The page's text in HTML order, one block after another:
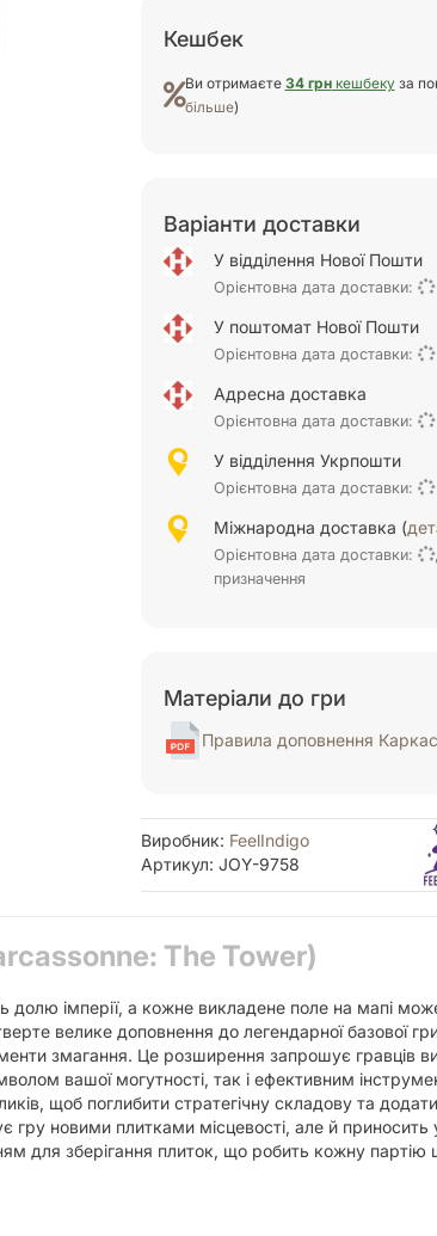
Кешбек
Ви отримаєте 34 грнкешбекуза
більше)
Варіанти доставки
У відділення Нової Пошти
Орієнтовна дата доставки:
У поштомат Нової Пошти
Орієнтовна дата доставки:
Адресна доставка
Орієнтовна дата доставки:
У відділення Укрпошти
Орієнтовна дата доставки:
Міжнародна доставка (
Орієнтовна дата доставки:
призначення
Матеріали до гри
Правила доповнення
Виробник: FeelIndigo
Артикул: JOY-9758
The Tower)
долю імперії, а кожне викладене поле на мапі
велике доповнення до легендарної базової
змагання. Це розширення запрошує гравців
вашої могутності, так і ефективним
щоб поглибити стратегічну складову та
новими плитками місцевості, але й
для зберігання плиток, що робить кожну